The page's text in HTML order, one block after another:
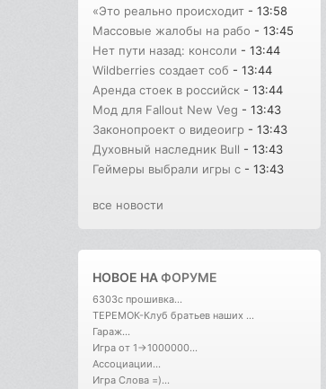
«Это реально происходит - 13:58
Массовые жалобы на рабо - 13:45
Нет пути назад: консоли - 13:44
Wildberries создает соб - 13:44
Аренда стоек в российск - 13:44
Мод для Fallout New Veg - 13:43
Законопроект о видеоигр - 13:43
Духовный наследник Bull - 13:43
Геймеры выбрали игры с - 13:43
все новости
НОВОЕ НАФОРУМЕ
6303с прошивка...
ТЕРЕМОК-Клуб братьев наших ...
Гараж...
Игра от 1->1000000...
Ассоциации...
Игра Слова =)...